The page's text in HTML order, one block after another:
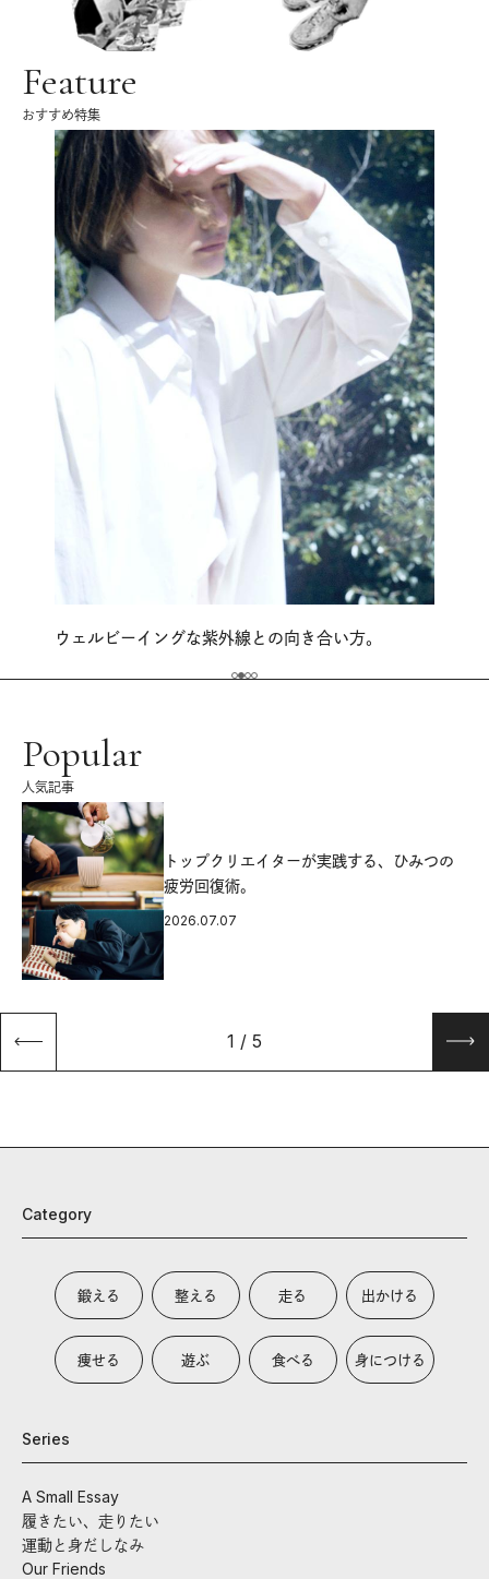
Feature
おすすめ特集
ウェルビーイングな紫外線との向き合い方。
Popular
人気記事
トップクリエイターが実践する、ひみつの
疲労回復術。
2026.07.07
1 / 5
Category
鍛える 整える 走る 出かける
痩せる 遊ぶ 食べる 身につける
Series
A Small Essay
履きたい、走りたい
運動と身だしなみ
Our Friends